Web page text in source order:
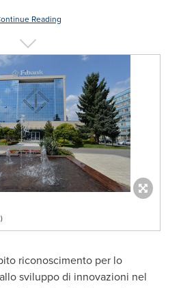
Reading
riconoscimento per lo
sviluppo di innovazioni nel